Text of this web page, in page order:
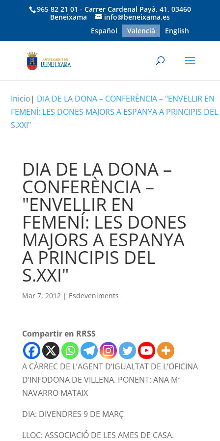
965 82 21 01 - Carrer Cardenal Payà, 41, 03460
Beneixama
info@beneixama.es
Español
Valencià English
Inicio| DIA DE LA DONA – CONFERÈNCIA – "ENVELLIR EN
FEMENÍ: LES DONES MAJORS A ESPANYA A PRINCIPIS DEL
S.XXI"
DIA DE LA DONA –
CONFERÈNCIA –
"ENVELLIR EN
FEMENÍ: LES DONES
MAJORS A ESPANYA
A PRINCIPIS DEL
S.XXI"
Mar 7, 2012| Esdeveniments
Compartir en RRSS
A CÀRREC DE L’AGENT D’IGUALTAT DE L’OFICINA
D’INFODONA DE VILLENA. PONENT: ANA Mª
NAVARRO MATAIX
DIA: DIVENDRES 9 DE MARÇ
LLOC: ASSOCIACIÓ DE LES AMES DE CASA.